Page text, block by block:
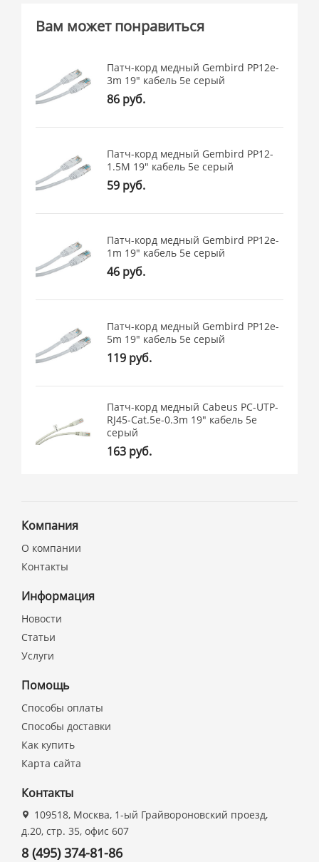
Вам может понравиться
Патч-корд медный Gembird PP12e-
3m 19" кабель 5e серый
86 руб.
Патч-корд медный Gembird PP12-
1.5M 19" кабель 5e серый
59 руб.
Патч-корд медный Gembird PP12e-
1m 19" кабель 5e серый
46 руб.
Патч-корд медный Gembird PP12e-
5m 19" кабель 5e серый
119 руб.
Патч-корд медный Cabeus PC-UTP-
RJ45-Cat.5e-0.3m 19" кабель 5e
серый
163 руб.
Компания
О компании
Контакты
Информация
Новости
Статьи
Услуги
Помощь
Способы оплаты
Способы доставки
Как купить
Карта сайта
Контакты
109518, Москва, 1-ый Грайвороновский проезд,
д.20, стр. 35, офис 607
8 (495) 374-81-86